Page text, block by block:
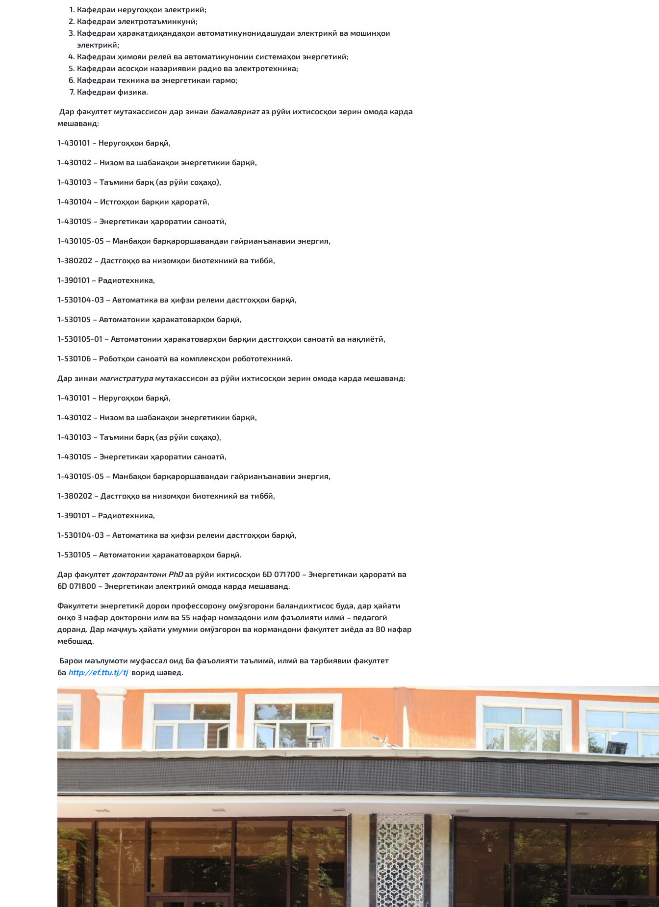
Кафедраи неругоҳҳои электрикӣ;
Кафедраи электротаъминкунӣ;
Кафедраи ҳаракатдиҳандаҳои автоматикунонидашудаи электрикӣ ва мошинҳои
электрикӣ;
Кафедраи ҳимояи релеӣ ва автоматикунонии системаҳои энергетикӣ;
Кафедраи асосҳои назариявии радио ва электротехника;
Кафедраи техника ва энергетикаи гармо;
Кафедраи физика.
Дар факултет мутахассисон дар зинаи бакалавриатаз рӯйи ихтисосҳои зерин омода карда
мешаванд:
1-430101 – Неругоҳҳои барқӣ,
1-430102 – Низом ва шабакаҳои энергетикии барқӣ,
1-430103 – Таъмини барқ (аз рӯйи соҳаҳо),
1-430104 – Истгоҳҳои барқии ҳароратӣ,
1-430105 – Энергетикаи ҳароратии саноатӣ,
1-430105-05 – Манбаҳои барқароршавандаи ғайрианъанавии энергия,
1-380202 – Дастгоҳҳо ва низомҳои биотехникӣ ва тиббӣ,
1-390101 – Радиотехника,
1-530104-03 – Автоматика ва ҳифзи релеии дастгоҳҳои барқӣ,
1-530105 – Автоматонии ҳаракатоварҳои барқӣ,
1-530105-01 – Автоматонии ҳаракатоварҳои барқии дастгоҳҳои саноатӣ ва нақлиётӣ,
1-530106 – Роботҳои саноатӣ ва комплексҳои робототехникӣ.
Дар зинаи магистратурамутахассисон аз рӯйи ихтисосҳои зерин омода карда мешаванд:
1-430101 – Неругоҳҳои барқӣ,
1-430102 – Низом ва шабакаҳои энергетикии барқӣ,
1-430103 – Таъмини барқ (аз рӯйи соҳаҳо),
1-430105 – Энергетикаи ҳароратии саноатӣ,
1-430105-05 – Манбаҳои барқароршавандаи ғайрианъанавии энергия,
1-380202 – Дастгоҳҳо ва низомҳои биотехникӣ ва тиббӣ,
1-390101 – Радиотехника,
1-530104-03 – Автоматика ва ҳифзи релеии дастгоҳҳои барқӣ,
1-530105 – Автоматонии ҳаракатоварҳои барқӣ.
Дар факултет докторантони PhDаз рӯйи ихтисосҳои 6D 071700 – Энергетикаи ҳароратӣ ва
6D 071800 – Энергетикаи электрикӣ омода карда мешаванд.
Факултети энергетикӣ дорои профессорону омӯзгорони баландихтисос буда, дар ҳайати
онҳо 3 нафар докторони илм ва 55 нафар номзадони илм фаъолияти илмӣ – педагогӣ
доранд. Дар маҷмуъ ҳайати умумии омӯзгорон ва кормандони факултет зиёда аз 80 нафар
мебошад.
Барои маълумоти муфассал оид ба фаъолияти таълимӣ, илмӣ ва тарбиявии факултет
ба http://ef.ttu.tj/tjворид шавед.